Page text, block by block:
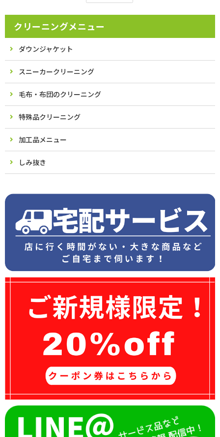
クリーニングメニュー
ダウンジャケット
スニーカークリーニング
毛布・布団のクリーニング
特殊品クリーニング
加工品メニュー
しみ抜き